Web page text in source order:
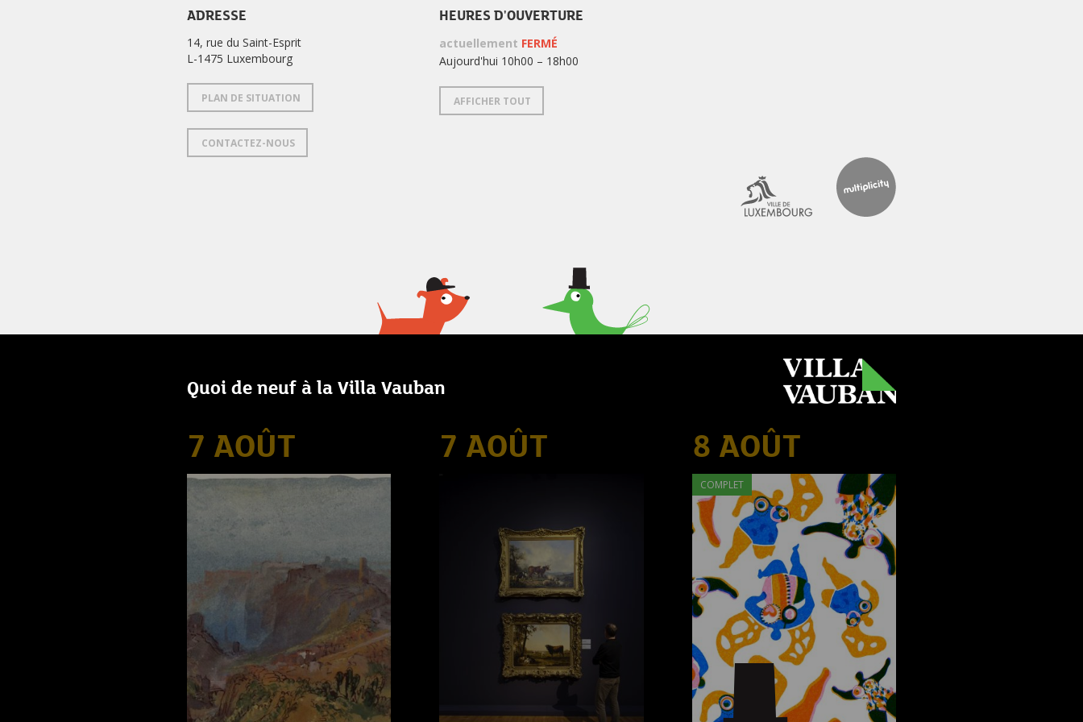
ADRESSE
14, rue du Saint-Esprit
L-1475 Luxembourg
PLAN DE SITUATION
CONTACTEZ-NOUS
HEURES D'OUVERTURE
actuellement FERMÉ
Aujourd'hui 10h00 – 18h00
AFFICHER TOUT
Quoi de neuf à la Villa Vauban
7 AOÛT 7 AOÛT 8 AOÛT
COMPLET